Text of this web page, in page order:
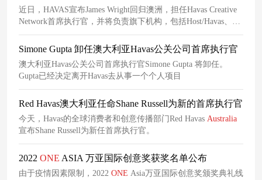
近日，HAVAS宣布James Wright回归澳洲，担任Havas Creative
Network首席执行官，并将负责旗下机构，包括Host/Havas、
h/commerce、Red Havas、Havas Blvd、One Green Bean和
Organic。 此外，Gayle While已被任命为Host/Havas的首席执行
官，并将向Wright汇报工作。While从加入澳大利亚
Simone Gupta 卸任澳大利亚Havas公关公司首席执行官
澳大利亚Havas公关公司首席执行官Simone Gupta 将卸任。
Gupta已经决定离开Havas去从事一个个人项目
Red Havas澳大利亚任命Shane Russell为新的首席执行官
今天，Havas的全球消费者和创意传播部门Red Havas Australia
宣布Shane Russell为新任首席执行官。
2022 ONE ASIA 万亚国际创意奖获奖名单公布
由于疫情因素限制，2022 ONE Asia万亚国际创意奖颁奖典礼线